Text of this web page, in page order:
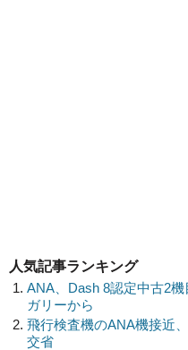
人気記事ランキング
ANA、Dash 8認定中古2
ガリーから
飛行検査機のANA機接近
交省